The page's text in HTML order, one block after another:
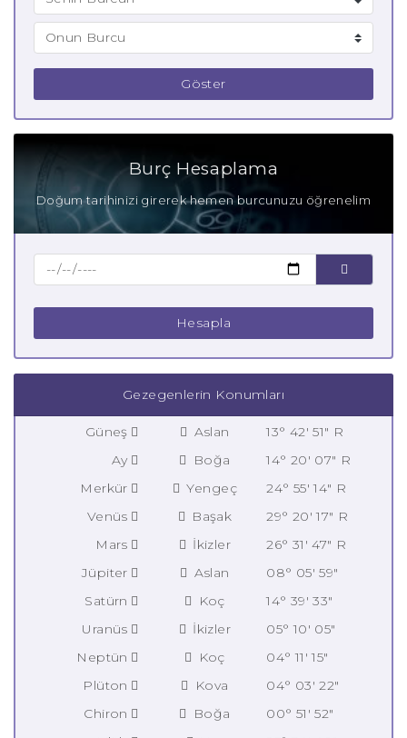
Göster
Burç Hesaplama
Doğum tarihinizi girerek hemen burcunuzu öğrenelim
Hesapla
Gezegenlerin Konumları
Güneş Aslan
13° 42' 51" R
Ay
Boğa
14° 20' 07" R
Merkür
Yengeç
24° 55' 14" R
Venüs
Başak
29° 20' 17" R
Mars
İkizler
26° 31' 47" R
Jüpiter
Aslan
08° 05' 59"
Satürn
Koç
14° 39' 33"
Uranüs
İkizler
05° 10' 05"
Neptün
Koç
04° 11' 15"
Plüton
Kova
04° 03' 22"
Chiron
Boğa
00° 51' 52"